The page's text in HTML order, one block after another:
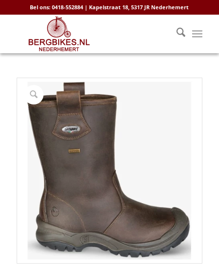
Bel ons: 0418-552884 | Kapelstraat 18, 5317 JR Nederhemert